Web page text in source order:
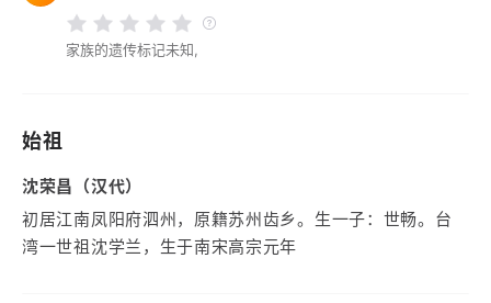
家族的遗传标记未知,
始祖
沈荣昌（汉代）
初居江南凤阳府泗州，原籍苏州齿乡。生一子：世畅。台
湾一世祖沈学兰，生于南宋高宗元年